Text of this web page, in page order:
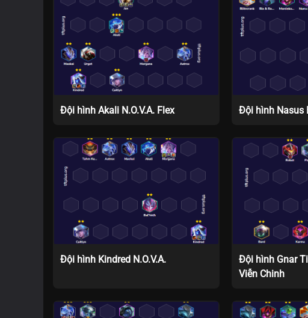
Đội hình Akali N.O.V.A. Flex Đội hình Nasus
Đội hình Kindred N.O.V.A.
Đội hình Gnar
Viễn Chinh